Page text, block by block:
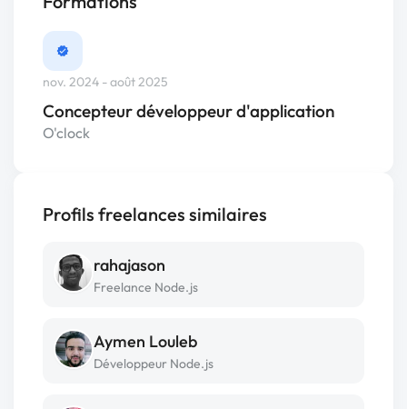
nov. 2024 - août 2025
Concepteur développeur d'application
O'clock
Profils freelances similaires
rahajason
Freelance Node.js
Aymen Louleb
Développeur Node.js